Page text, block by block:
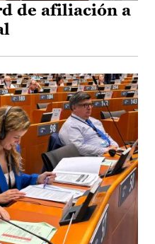
de afiliación a